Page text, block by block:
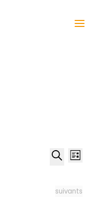
de
de
Liste
suivants